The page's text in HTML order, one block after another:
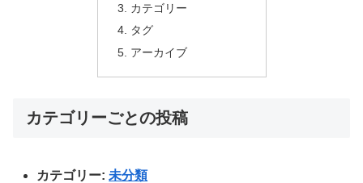
カテゴリー
タグ
アーカイブ
カテゴリーごとの投稿
カテゴリー:未分類